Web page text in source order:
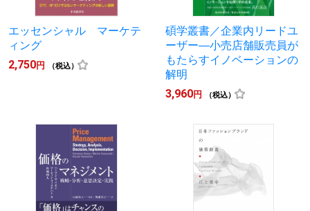
エッセンシャル マーケテ
ィング
2,750円 （税込）
碩学叢書／企業内リードユ
ーザー―小売店舗販売員が
もたらすイノベーションの
解明
3,960円 （税込）